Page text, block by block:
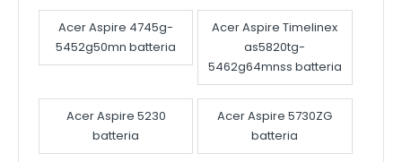
Acer Aspire 4745g-
5452g50mn batteria
Acer Aspire Timelinex
as5820tg-
5462g64mnss batteria
Acer Aspire 5230
batteria
Acer Aspire 5730ZG
batteria